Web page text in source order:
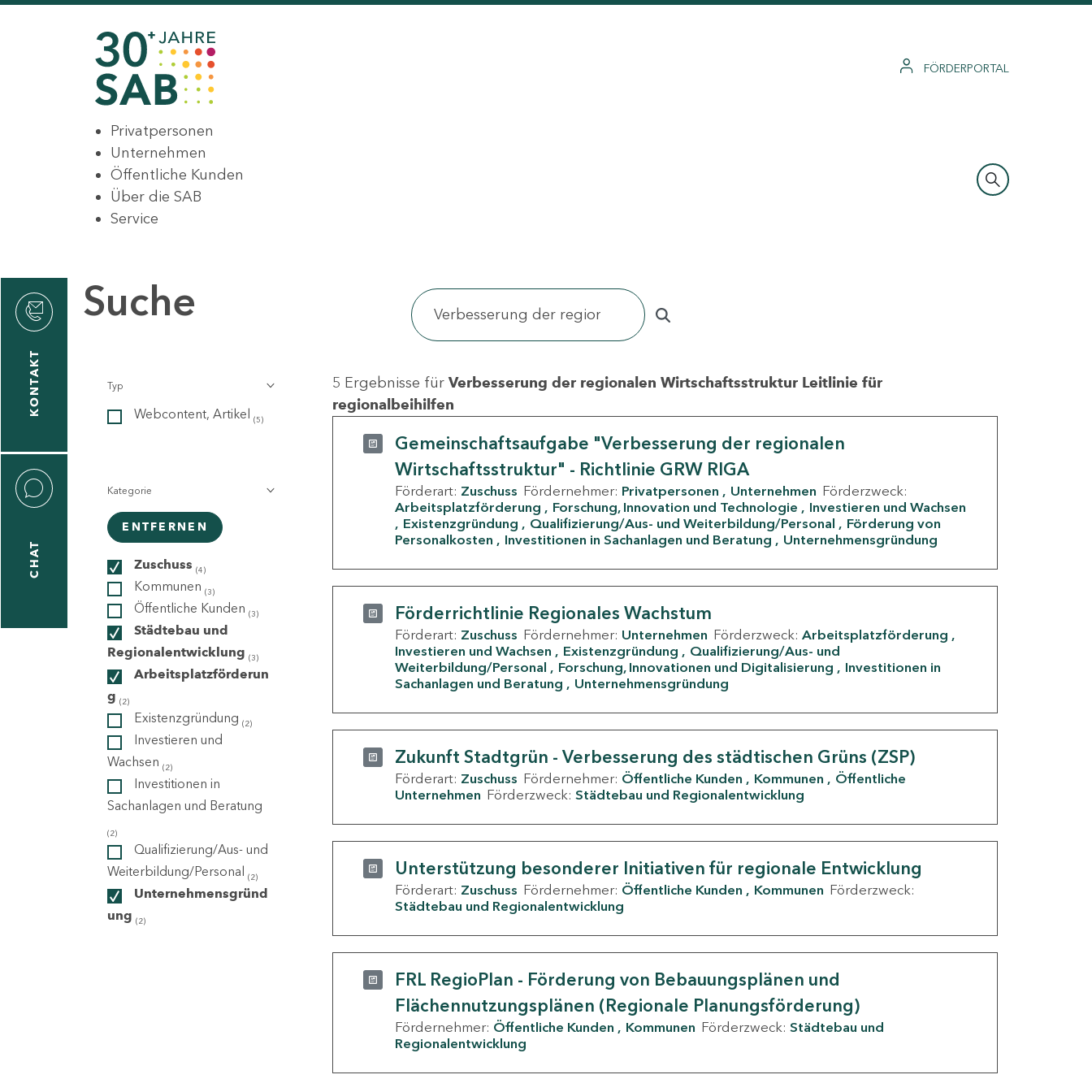
FÖRDERPORTAL
Privatpersonen
Unternehmen
Öffentliche Kunden
Über die SAB
Service
KONTAKT
CHAT
Suche
Typ
Webcontent, Artikel (5)
Kategorie
ENTFERNEN
Zuschuss (4)
Kommunen (3)
Öffentliche Kunden (3)
Städtebau und
Regionalentwicklung (3)
Arbeitsplatzförderun
g (2)
Existenzgründung (2)
Investieren und
Wachsen (2)
Investitionen in
Sachanlagen und Beratung
(2)
Qualifizierung/Aus- und
Weiterbildung/Personal (2)
Unternehmensgründ
ung (2)
5 Ergebnisse für Verbesserung der regionalen Wirtschaftsstruktur Leitlinie für
regionalbeihilfen
Gemeinschaftsaufgabe "Verbesserung der regionalen
Wirtschaftsstruktur" - Richtlinie GRW RIGA
Förderart: Zuschuss Fördernehmer: Privatpersonen Unternehmen Förderzweck:
Arbeitsplatzförderung
Forschung, Innovation und Technologie
Investieren und Wachsen
Existenzgründung
Qualifizierung/Aus- und Weiterbildung/Personal
Förderung von
Personalkosten
Investitionen in Sachanlagen und Beratung Unternehmensgründung
Förderrichtlinie Regionales Wachstum
Förderart: Zuschuss Fördernehmer: Unternehmen Förderzweck: Arbeitsplatzförderung
Investieren und Wachsen
Existenzgründung
Qualifizierung/Aus- und
Weiterbildung/Personal
Forschung, Innovationen und Digitalisierung
Investitionen in
Sachanlagen und Beratung
Unternehmensgründung
Zukunft Stadtgrün - Verbesserung des städtischen Grüns (ZSP)
Förderart: Zuschuss Fördernehmer: Öffentliche Kunden Kommunen
Öffentliche
Unternehmen Förderzweck: Städtebau und Regionalentwicklung
Unterstützung besonderer Initiativen für regionale Entwicklung
Förderart: Zuschuss Fördernehmer: Öffentliche Kunden Kommunen Förderzweck:
Städtebau und Regionalentwicklung
FRL RegioPlan - Förderung von Bebauungsplänen und
Flächennutzungsplänen (Regionale Planungsförderung)
Fördernehmer: Öffentliche Kunden Kommunen Förderzweck: Städtebau und
Regionalentwicklung